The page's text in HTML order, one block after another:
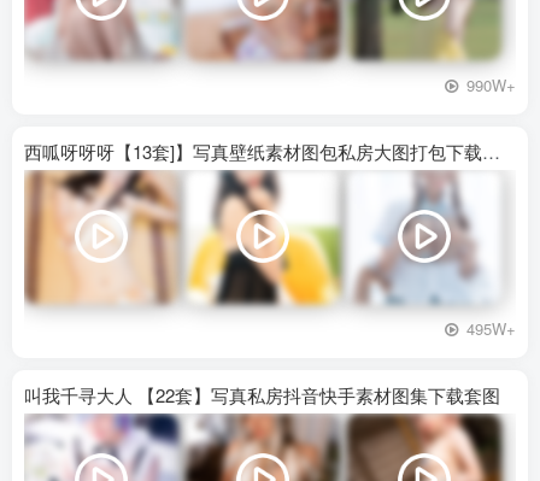
990W+
西呱呀呀呀【13套]】写真壁纸素材图包私房大图打包下载百度网盘
495W+
叫我千寻大人 【22套】写真私房抖音快手素材图集下载套图